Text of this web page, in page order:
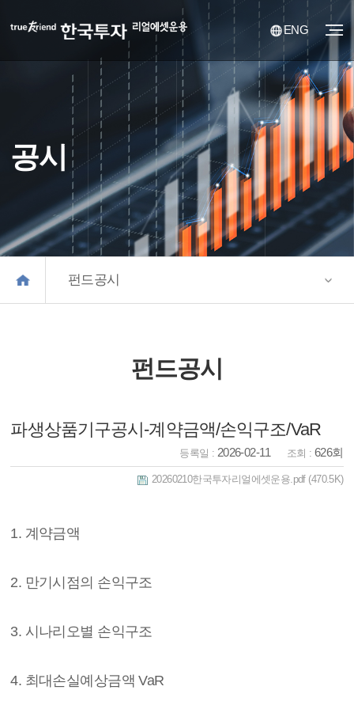
ENG
공시
펀드공시
펀드공시
파생상품기구공시-계약금액/손익구조/VaR
등록일 : 2026-02-11 조회 : 626회
20260210한국투자리얼에셋운용.pdf(470.5K)
1. 계약금액
2. 만기시점의 손익구조
3. 시나리오별 손익구조
4. 최대손실예상금액 VaR